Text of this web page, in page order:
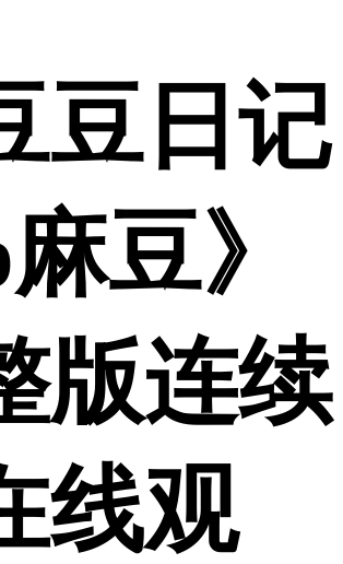
豆日记
豆》
版连续
线观